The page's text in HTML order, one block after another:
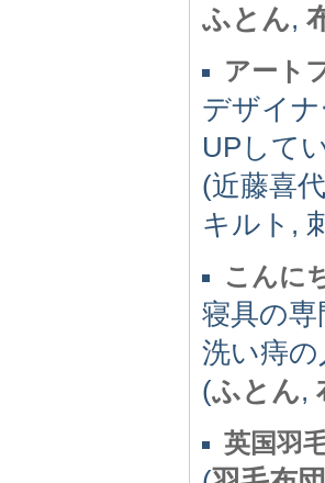
ふとん,
アート
デザイ
UPして
(近藤喜
キルト,
こんに
寝具の
洗い痔
(ふとん,
英国羽